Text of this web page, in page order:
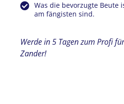
Was die bevorzugte Beute
am fängisten sind.
Werde in 5 Tagen zum Profi
Zander!